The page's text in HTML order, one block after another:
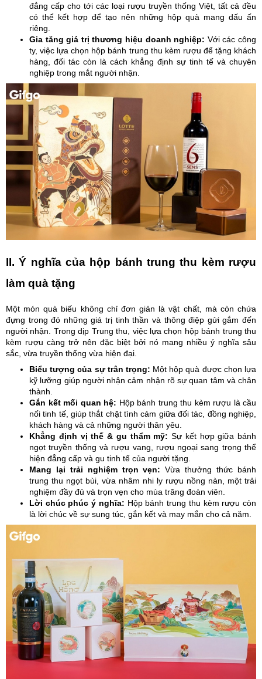
đẳng cấp cho tới các loại rượu truyền thống Việt, tất cả đều
có thể kết hợp để tạo nên những hộp quà mang dấu ấn
riêng.
Gia tăng giá trị thương hiệu doanh nghiệp: Với các công
ty, việc lựa chọn hộp bánh trung thu kèm rượu để tặng khách
hàng, đối tác còn là cách khẳng định sự tinh tế và chuyên
nghiệp trong mắt người nhận.
II. Ý nghĩa của hộp bánh trung thu kèm rượu
làm quà tặng
Một món quà biếu không chỉ đơn giản là vật chất, mà còn chứa
đựng trong đó những giá trị tinh thần và thông điệp gửi gắm đến
người nhận. Trong dịp Trung thu, việc lựa chọn hộp bánh trung thu
kèm rượu càng trở nên đặc biệt bởi nó mang nhiều ý nghĩa sâu
sắc, vừa truyền thống vừa hiện đại.
Biểu tượng của sự trân trọng: Một hộp quà được chọn lựa
kỹ lưỡng giúp người nhận cảm nhận rõ sự quan tâm và chân
thành.
Gắn kết mối quan hệ: Hộp bánh trung thu kèm rượu là cầu
nối tinh tế, giúp thắt chặt tình cảm giữa đối tác, đồng nghiệp,
khách hàng và cả những người thân yêu.
Khẳng định vị thế & gu thẩm mỹ: Sự kết hợp giữa bánh
ngọt truyền thống và rượu vang, rượu ngoại sang trọng thể
hiện đẳng cấp và gu tinh tế của người tặng.
Mang lại trải nghiệm trọn vẹn:Vừa thưởng thức bánh
trung thu ngọt bùi, vừa nhâm nhi ly rượu nồng nàn, một trải
nghiệm đầy đủ và trọn vẹn cho mùa trăng đoàn viên.
Lời chúc phúc ý nghĩa: Hộp bánh trung thu kèm rượu còn
là lời chúc về sự sung túc, gắn kết và may mắn cho cả năm.